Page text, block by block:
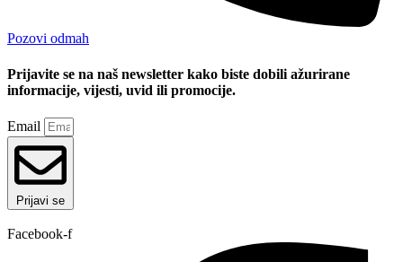
Pozovi odmah
Prijavite se na naš newsletter kako biste dobili ažurirane
informacije, vijesti, uvid ili promocije.
Email
Prijavi se
Facebook-f